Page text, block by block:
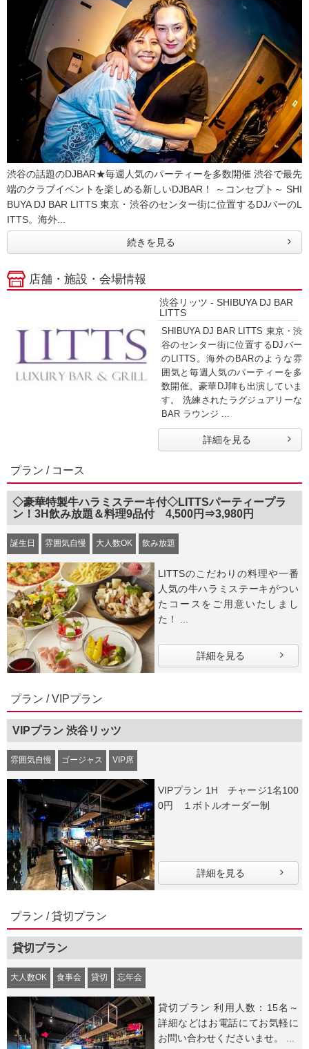
渋谷の話題のDJBAR★毎週人気のパーティーを多数開催 渋谷で最先
端のクラブイベントを楽しめる新しいDJBAR！ ～コンセプト～ SHI
BUYA DJ BAR LITTS 東京・渋谷のセンター街に位置するDJバーのL
ITTS。海外...
続きを見る
店舗・施設・会場情報
渋谷リッツ - SHIBUYA DJ BAR
LITTS
SHIBUYA DJ BAR LITTS 東京・渋
谷のセンター街に位置するDJバー
のLITTS。海外のBARのような雰
囲気と毎週人気のパーティーを多
数開催。豪華DJ陣も出演していま
す。 洗練されたラグジュアリーな
BAR ラウンジ ...
詳細を見る
プラン / コース
◇豪華特製牛ハラミステーキ付◇LITTSパーティープラ
ン！3H飲み放題＆料理9品付 4,500円⇒3,980円
誕生日 雰囲気自慢 大人数OK 飲み放題
LITTSのこだわりの料理や一番
人気の牛ハラミステーキがつい
たコースをご用意いたしまし
た！ ...
詳細を見る
プラン / VIPプラン
VIPプラン 渋谷リッツ
雰囲気自慢 ゴージャス VIP席
VIPプラン 1H チャージ1名100
0円 １ボトルオーダー制
詳細を見る
プラン / 貸切プラン
貸切プラン
大人数OK 食事会 貸切 忘年会
貸切プラン 利用人数：15名～
詳細などはお電話にてお気軽に